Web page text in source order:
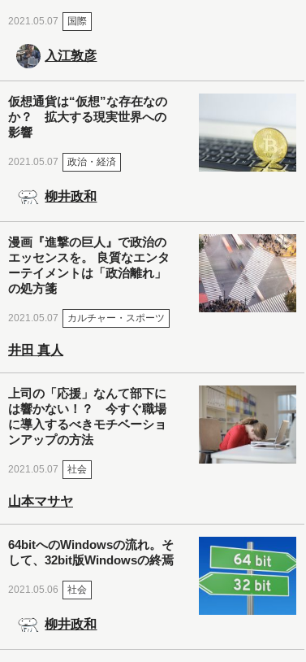
2021.05.07 国際
入江敦彦
仮想通貨は“仮想”な存在なの
か？ 拡大する現実世界への
影響
2021.05.07 政治・経済
柳井政和
漫画『進撃の巨人』で政治の
エッセンスを。 良質なエンタ
ーテイメントは「政治離れ」
の処方箋
2021.05.07 カルチャー・スポーツ
井田 真人
上司の「応援」なんて部下に
は響かない！？ 今すぐ職場
に導入するべきモチベーショ
ンアップの方法
2021.05.07 社会
山本マサヤ
64bitへのWindowsの流れ。そ
して、32bit版Windowsの終焉
2021.05.06 社会
柳井政和